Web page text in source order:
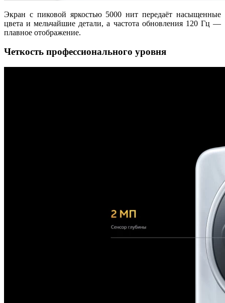
Экран с пиковой яркостью 5000 нит передаёт насыщенные
цвета и мельчайшие детали, а частота обновления 120 Гц —
плавное отображение.
Четкость профессионального уровня